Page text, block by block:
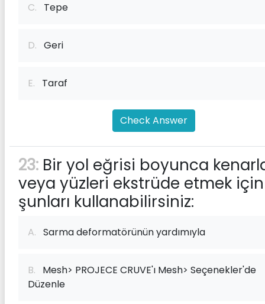
C. Tepe
D. Geri
E. Taraf
Check Answer
23: Bir yol eğrisi boyunca
veya yüzleri ekstrüde etmek için
şunları kullanabilirsiniz:
A. Sarma deformatörünün yardımıyla
B. Mesh> PROJECE CRUVE'ı Mesh> Seçenekler'de
Düzenle